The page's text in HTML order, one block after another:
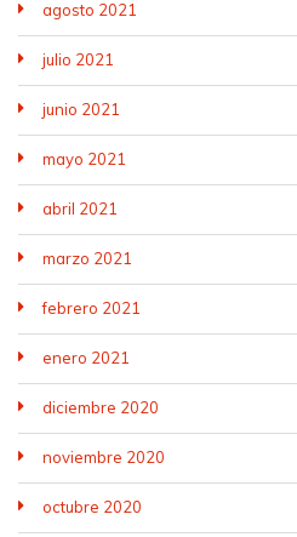
agosto 2021
julio 2021
junio 2021
mayo 2021
abril 2021
marzo 2021
febrero 2021
enero 2021
diciembre 2020
noviembre 2020
octubre 2020